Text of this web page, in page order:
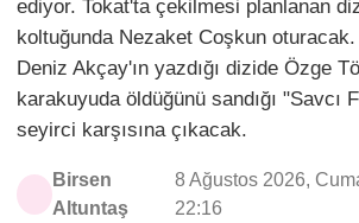
ediyor. Tokat'ta çekilmesi planlanan
koltuğunda Nezaket Coşkun
Deniz Akçay'ın yazdığı dizide Özge
karakuyuda öldüğünü sandığı "Savcı
seyirci karşısına çıkacak.
Birsen
Altuntaş
8 Ağustos 2026,
22:16